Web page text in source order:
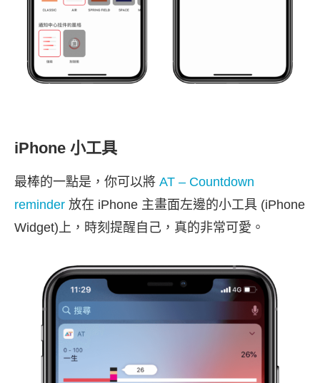
iPhone 小工具
最棒的一點是，你可以將 AT – Countdown
reminder 放在 iPhone 主畫面左邊的小工具 (iPhone
Widget)上，時刻提醒自己，真的非常可愛。